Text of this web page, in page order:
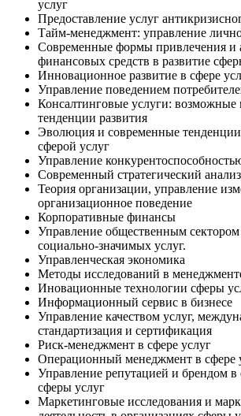
услуг
Предоставление услуг
Тайм-менеджмент: управление
Современные формы привлечения и
финансовых средств в развитие
Инновационное развитие в сфере
Управление поведением
Консалтинговые услуги: возможные
тенденции развития
Эволюция и современные
сферой услуг
Управление
Современный стратегический анализ
Теория организации, управление
организационное поведение
Корпоративные финансы
Управление общественным сектором
социально-значимых услуг.
Управленческая экономика
Методы исследований в
Иновационные технологии сферы
Информационный сервис в бизнесе
Управление качеством услуг,
стандартизация и сертификация
Риск-менеджмент в сфере услуг
Операционный менеджмент в сфере
Управление репутацией и брендом в
сферы услуг
Маркетинговые исследования и